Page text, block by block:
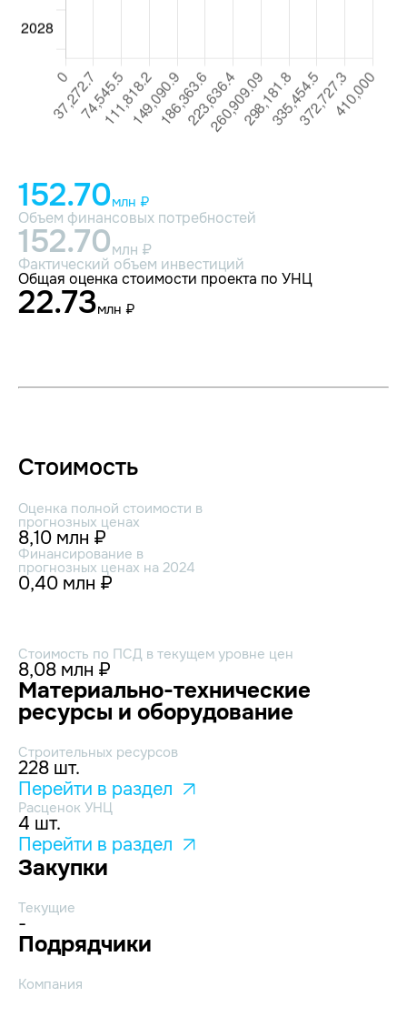
152.70млн ₽
Объем финансовых потребностей
152.70млн ₽
Фактический объем инвестиций
Общая оценка стоимости проекта по УНЦ
22.73млн ₽
Стоимость
Оценка полной стоимости в
прогнозных ценах
8,10 млн ₽
Финансирование в
прогнозных ценах на 2024
0,40 млн ₽
Стоимость по ПСД в текущем уровне цен
8,08 млн ₽
Материально-технические
ресурсы и оборудование
Строительных ресурсов
228 шт.
Перейти в раздел
Расценок УНЦ
4 шт.
Перейти в раздел
Закупки
Текущие
-
Подрядчики
Компания